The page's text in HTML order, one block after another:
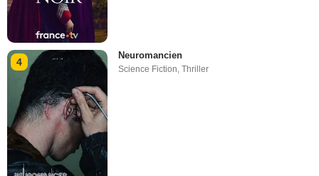
4
Neuromancien
Science Fiction,Thriller